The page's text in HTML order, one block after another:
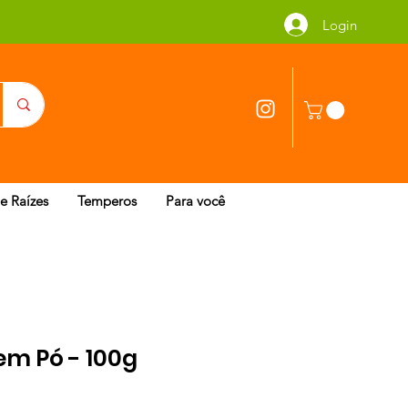
Login
Raízes Temperos Para você
Pó - 100g